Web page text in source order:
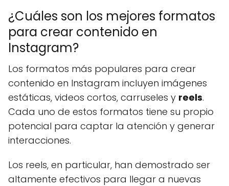
¿Cuáles son los mejores formatos
para crear contenido en
Instagram?
Los formatos más populares para crear
contenido en Instagram incluyen imágenes
estáticas, videos cortos, carruseles y reels.
Cada uno de estos formatos tiene su propio
potencial para captar la atención y generar
interacciones.
Los reels, en particular, han demostrado ser
altamente efectivos para llegar a nuevas